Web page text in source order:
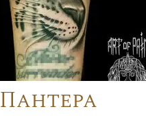
Пантера